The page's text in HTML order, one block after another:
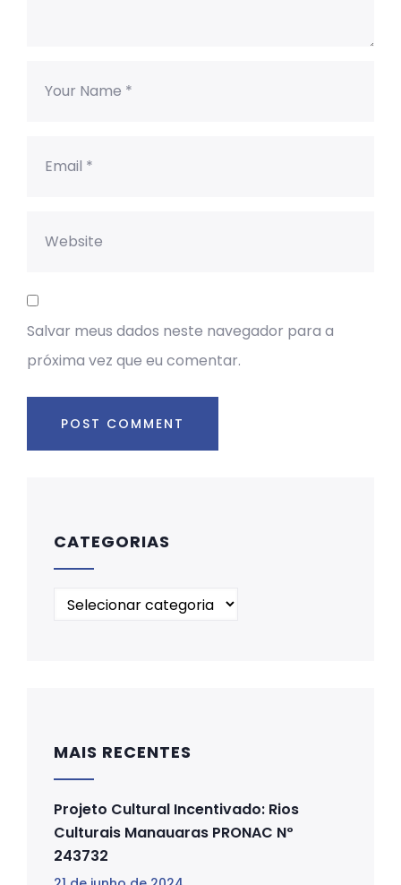
Salvar meus dados neste navegador para a
próxima vez que eu comentar.
CATEGORIAS
MAIS RECENTES
Projeto Cultural Incentivado: Rios
Culturais Manauaras PRONAC Nº
243732